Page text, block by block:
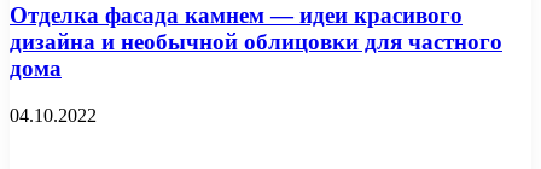
Отделка фасада камнем — идеи красивого
дизайна и необычной облицовки для частного
дома
04.10.2022